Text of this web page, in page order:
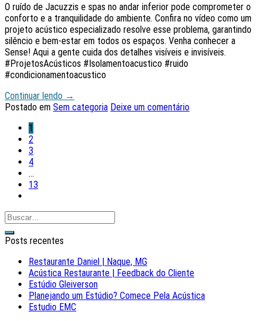
O ruído de Jacuzzis e spas no andar inferior pode comprometer o
conforto e a tranquilidade do ambiente. Confira no vídeo como um
projeto acústico especializado resolve esse problema, garantindo
silêncio e bem-estar em todos os espaços. Venha conhecer a
Sense! Aqui a gente cuida dos detalhes visíveis e invisíveis.
#ProjetosAcústicos #Isolamentoacustico #ruido
#condicionamentoacustico
Continuar lendo →
Postado em Sem categoria Deixe um comentário
1
2
3
4
…
13
Posts recentes
Restaurante Daniel | Naque, MG
Acústica Restaurante | Feedback do Cliente
Estúdio Gleiverson
Planejando um Estúdio? Comece Pela Acústica
Estudio EMC